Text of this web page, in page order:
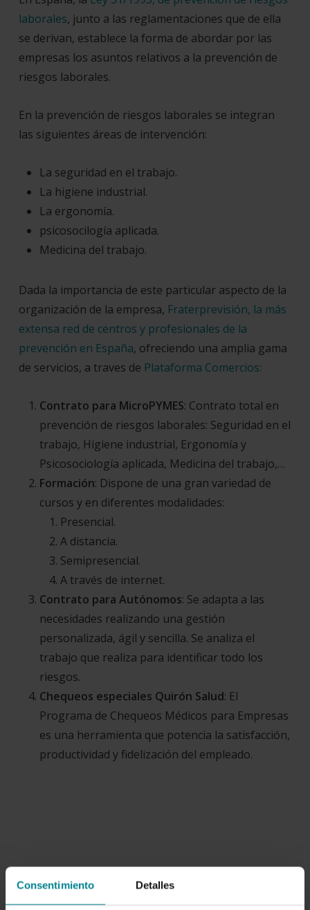
Consentimiento Detalles
laborales, junto a las reglamentaciones que de ella
se derivan, establece la forma de abordar por las
empresas los asuntos relativos a la prevención de
riesgos laborales.
En la prevención de riesgos laborales se integran
las siguientes áreas de intervención:
La seguridad en el trabajo.
La higiene industrial.
La ergonomía.
psicosocilogía aplicada.
Medicina del trabajo.
Dada la importancia de este particular aspecto de la
organización de la empresa, Fraterprevisión, la más
extensa red de centros y profesionales de la
prevención en España, ofreciendo una amplia gama
de servicios, a traves de Plataforma Comercios:
Contrato para MicroPYMES: Contrato total en
prevención de riesgos laborales: Seguridad en el
trabajo, Higiene industrial, Ergonomía y
Psicosociología aplicada, Medicina del trabajo,…
Formación: Dispone de una gran variedad de
cursos y en diferentes modalidades:
Presencial.
A distancia.
Semipresencial.
A través de internet.
Contrato para Autónomos: Se adapta a las
necesidades realizando una gestión
personalizada, ágil y sencilla. Se analiza el
trabajo que realiza para identificar todo los
riesgos.
Chequeos especiales Quirón Salud: El
Programa de Chequeos Médicos para Empresas
es una herramienta que potencia la satisfacción,
productividad y fidelización del empleado.